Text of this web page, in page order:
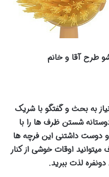
طرح آقا و خانم
به بحث و گفتگو با شریک
شستن ظرف ها را با
و دوست داشتنی این فرچه ها
اوقات خوشی از کنار
لذت ببرید.